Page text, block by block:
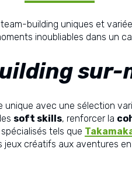
building uniques et
inoubliables dans un
sur-
unique avec une sélection
soft skills, renforcer la
tels que
créatifs aux aventures